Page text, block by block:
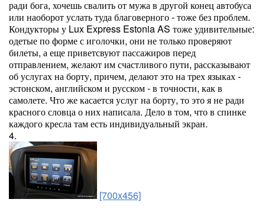
ради бога, хочешь свалить от мужа в другой конец автобуса
или наоборот услать туда благоверного - тоже без проблем.
Кондукторы у Lux Express Estonia AS тоже удивительные:
одетые по форме с иголочки, они не только проверяют
билеты, а еще приветсвуют пассажиров перед
отправлением, желают им счастливого пути, рассказывают
об услугах на борту, причем, делают это на трех языках -
эстонском, английском и русском - в точности, как в
самолете. Что же касается услуг на борту, то это я не ради
красного словца о них написала. Дело в том, что в спинке
каждого кресла там есть индивидуальный экран.
4.
[700x456]